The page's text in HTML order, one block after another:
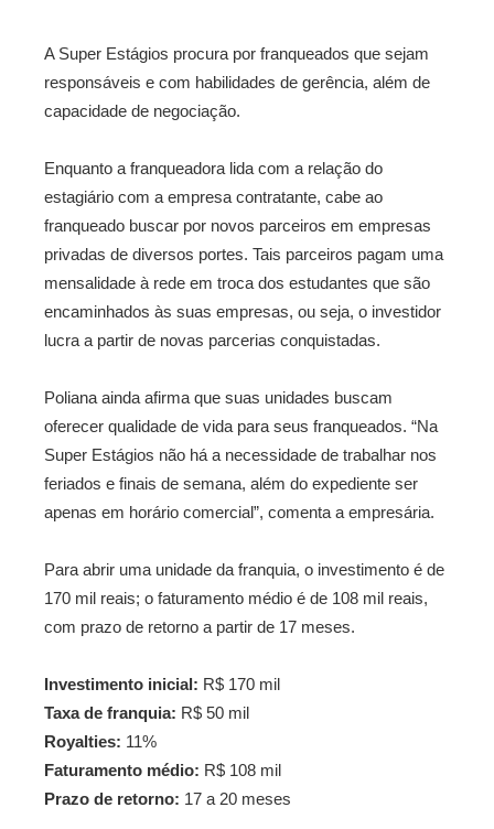
A Super Estágios procura por franqueados que sejam
responsáveis e com habilidades de gerência, além de
capacidade de negociação.
Enquanto a franqueadora lida com a relação do
estagiário com a empresa contratante, cabe ao
franqueado buscar por novos parceiros em empresas
privadas de diversos portes. Tais parceiros pagam uma
mensalidade à rede em troca dos estudantes que são
encaminhados às suas empresas, ou seja, o investidor
lucra a partir de novas parcerias conquistadas.
Poliana ainda afirma que suas unidades buscam
oferecer qualidade de vida para seus franqueados. “Na
Super Estágios não há a necessidade de trabalhar nos
feriados e finais de semana, além do expediente ser
apenas em horário comercial”, comenta a empresária.
Para abrir uma unidade da franquia, o investimento é de
170 mil reais; o faturamento médio é de 108 mil reais,
com prazo de retorno a partir de 17 meses.
Investimento inicial: R$ 170 mil
Taxa de franquia: R$ 50 mil
Royalties: 11%
Faturamento médio: R$ 108 mil
Prazo de retorno: 17 a 20 meses